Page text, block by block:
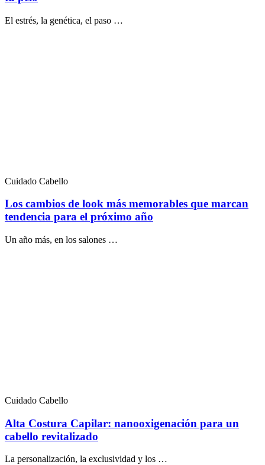
El estrés, la genética, el paso …
Cuidado Cabello
Los cambios de look más memorables que marcan
tendencia para el próximo año
Un año más, en los salones …
Cuidado Cabello
Alta Costura Capilar: nanooxigenación para un
cabello revitalizado
La personalización, la exclusividad y los …